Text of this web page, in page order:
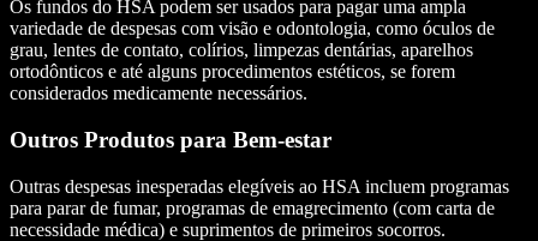
Os fundos do HSA podem ser usados para pagar uma ampla
variedade de despesas com visão e odontologia, como óculos de
grau, lentes de contato, colírios, limpezas dentárias, aparelhos
ortodônticos e até alguns procedimentos estéticos, se forem
considerados medicamente necessários.
Outros Produtos para Bem-estar
Outras despesas inesperadas elegíveis ao HSA incluem programas
para parar de fumar, programas de emagrecimento (com carta de
necessidade médica) e suprimentos de primeiros socorros.